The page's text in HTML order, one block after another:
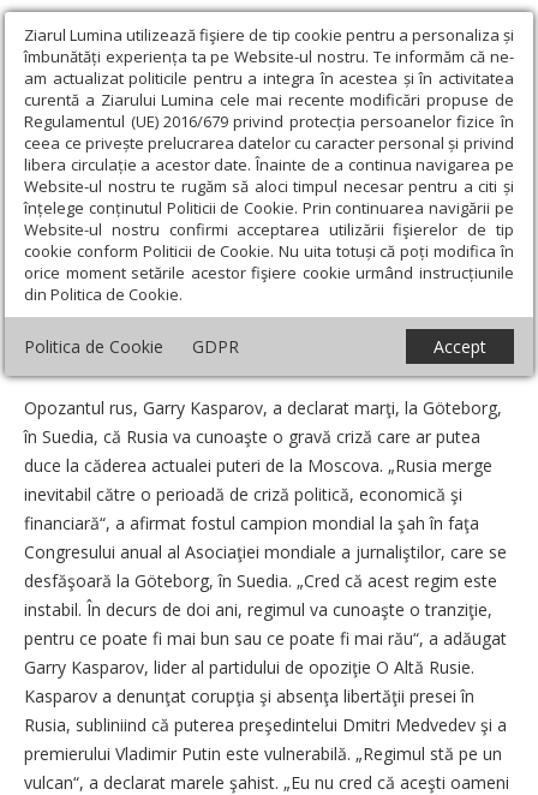
Ziarul Lumina utilizează fişiere de tip cookie pentru a personaliza și
îmbunătăți experiența ta pe Website-ul nostru. Te informăm că ne-
am actualizat politicile pentru a integra în acestea și în activitatea
curentă a Ziarului Lumina cele mai recente modificări propuse de
Regulamentul (UE) 2016/679 privind protecția persoanelor fizice în
ceea ce privește prelucrarea datelor cu caracter personal și privind
libera circulație a acestor date. Înainte de a continua navigarea pe
Website-ul nostru te rugăm să aloci timpul necesar pentru a citi și
înțelege conținutul Politicii de Cookie. Prin continuarea navigării pe
Website-ul nostru confirmi acceptarea utilizării fişierelor de tip
cookie conform Politicii de Cookie. Nu uita totuși că poți modifica în
orice moment setările acestor fişiere cookie urmând instrucțiunile
din Politica de Cookie.
Politica de Cookie GDPR Accept
Ziarul Lumina › Societate › Actualitate socială › Lumea pe scurt
Lumea pe scurt
Data: 05 Iunie 2008
Kasparov prevede prăbuşirea puterii în Rusia
Opozantul rus, Garry Kasparov, a declarat marţi, la Göteborg,
în Suedia, că Rusia va cunoaşte o gravă criză care ar putea
duce la căderea actualei puteri de la Moscova. „Rusia merge
inevitabil către o perioadă de criză politică, economică şi
financiară“, a afirmat fostul campion mondial la şah în faţa
Congresului anual al Asociaţiei mondiale a jurnaliştilor, care se
desfăşoară la Göteborg, în Suedia. „Cred că acest regim este
instabil. În decurs de doi ani, regimul va cunoaşte o tranziţie,
pentru ce poate fi mai bun sau ce poate fi mai rău“, a adăugat
Garry Kasparov, lider al partidului de opoziţie O Altă Rusie.
Kasparov a denunţat corupţia şi absenţa libertăţii presei în
Rusia, subliniind că puterea preşedintelui Dmitri Medvedev şi a
premierului Vladimir Putin este vulnerabilă. „Regimul stă pe un
vulcan“, a declarat marele şahist. „Eu nu cred că aceşti oameni